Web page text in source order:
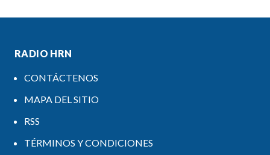
RADIO HRN
CONTÁCTENOS
MAPA DEL SITIO
RSS
TÉRMINOS Y CONDICIONES